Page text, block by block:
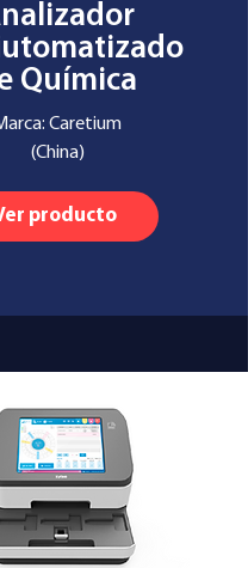
Química
Caretium
(China)
producto